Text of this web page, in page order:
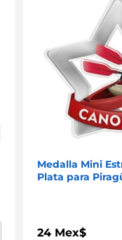
Medalla Mini
Plata para
24 Mex$